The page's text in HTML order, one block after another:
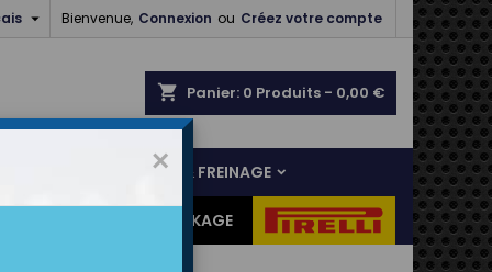
Bienvenue, Connexion ou Créez votre compte

shopping_cart Panier: 0 Produits - 0,00 €
LIAISON AU SOL & FREINAGE
CADEAUX DESTOCKAGE
×